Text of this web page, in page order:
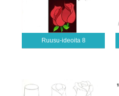
Ruusu-ideoita 8